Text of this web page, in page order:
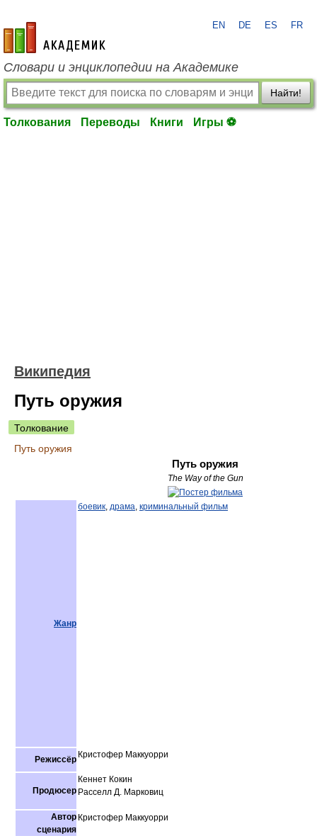
academic.ru
EN DE ES FR
Словари и энциклопедии на Академике
Найти!
Толкования Переводы Книги Игры ⚽
Википедия
Путь оружия
Толкование
Путь оружия
Путь оружия
The Way of the Gun
Жанр
боевик, драма, криминальный фильм
Режиссёр Кристофер Маккуорри
Продюсер
Кеннет Кокин
Расселл Д. Марковиц
Автор
сценария
Кристофер Маккуорри